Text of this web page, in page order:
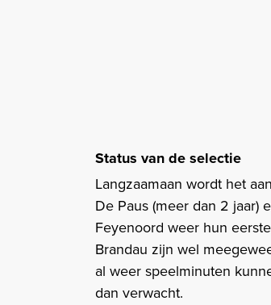
Status van de selectie
Langzaamaan wordt het
De Paus (meer dan 2 jaar)
Feyenoord weer hun
Brandau zijn wel
al weer speelminuten
dan verwacht.